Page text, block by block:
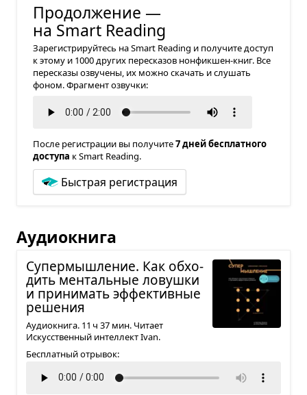
Продолжение —
на Smart Reading
Зарегистрируйтесь на Smart Reading и получите доступ
к этому и 1000 других пересказов нонфикшен-книг. Все
пересказы озвучены, их можно скачать и слушать
фоном. Фрагмент озвучки:
После регистрации вы получите7 дней бесплатного
доступа к Smart Reading.
Быстрая регистрация
Аудиокнига
Супер­мыш­ле­ние. Как обхо­
дить мен­таль­ные ловушки
и при­ни­мать эффек­тив­ные
реше­ния
Аудиокнига. 11 ч 37 мин. Читает
Искусственный интеллект Ivan.
Бесплатный отрывок: